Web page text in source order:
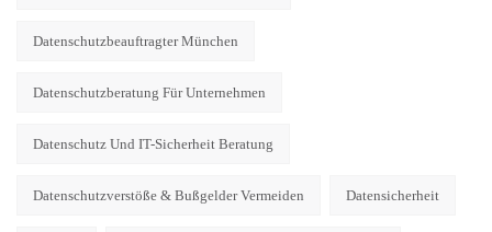
Datenschutzbeauftragter München
Datenschutzberatung Für Unternehmen
Datenschutz Und IT-Sicherheit Beratung
Datenschutzverstöße & Bußgelder Vermeiden Datensicherheit